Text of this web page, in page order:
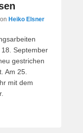
Heiko Elsner
September
gestrichen
Am 25.
mit dem